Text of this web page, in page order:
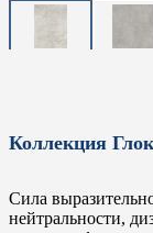
Коллекция
Сила
нейтральности,